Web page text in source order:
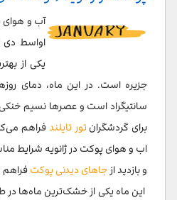
گرم ترین زمان برای سفر به
بهترین زمان برای سفر به
آب و هوای
اواسط دی
یکی از
سانتیگراد است و عصرها نسیم خنکی
برای گردشگران تور تایلند
اب و هوای پوکت در ژانویه شرایط
و بازدید ازجاهای دیدنی پوکت
این ماه یکی از خشک‌ترین ماه‌ها در